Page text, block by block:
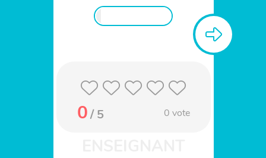
0/ 5 0 vote